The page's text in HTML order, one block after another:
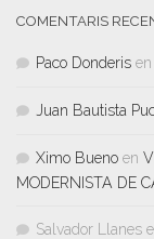
COMENTARIS
Paco Donderis en
Juan Bautista
Ximo Bueno en
MODERNISTA DE
Salvador Llanes